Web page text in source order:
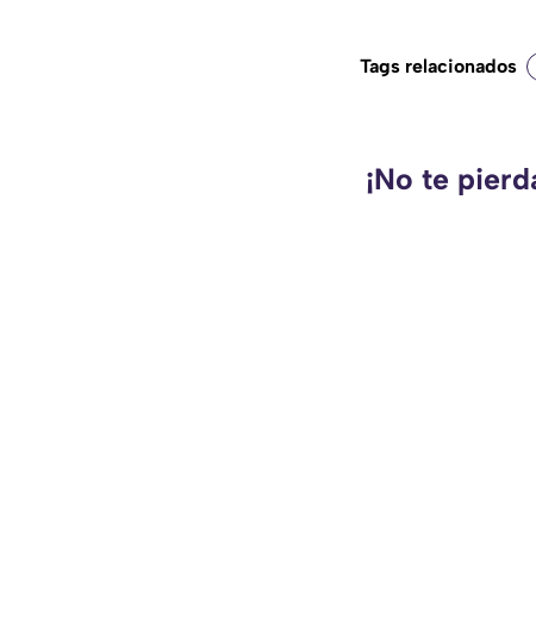
Tags relacionados
¡No te